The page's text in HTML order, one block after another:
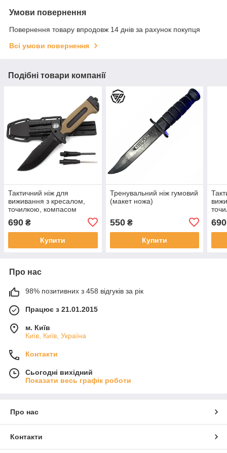
Умови повернення
Повернення товару впродовж 14 днів за рахунок покупця
Всі умови повернення
Подібні товари компанії
Тактичний ніж для
виживання з кресалом,
точилкою, компасом
690 ₴
Купити
Тренувальний ніж гумовий
(макет ножа)
550₴
Купити
690
Про нас
98% позитивних з 458 відгуків за рік
Працює з 21.01.2015
м. Київ
Київ, Київ, Україна
Контакти
Сьогодні вихідний
Показати весь графік роботи
Про нас
Контакти